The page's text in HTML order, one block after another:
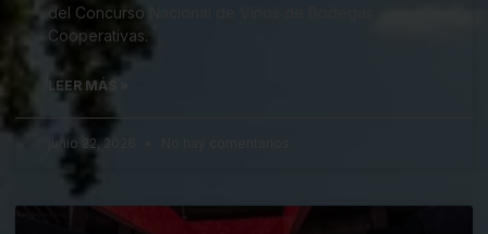
del Concurso Nacional de Vinos de Bodegas
Cooperativas.
LEER MÁS »
junio 22, 2026